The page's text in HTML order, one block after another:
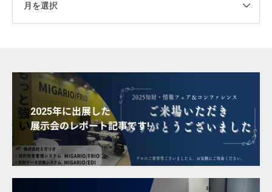
2025年に出展した
展示会のレポート記事です!